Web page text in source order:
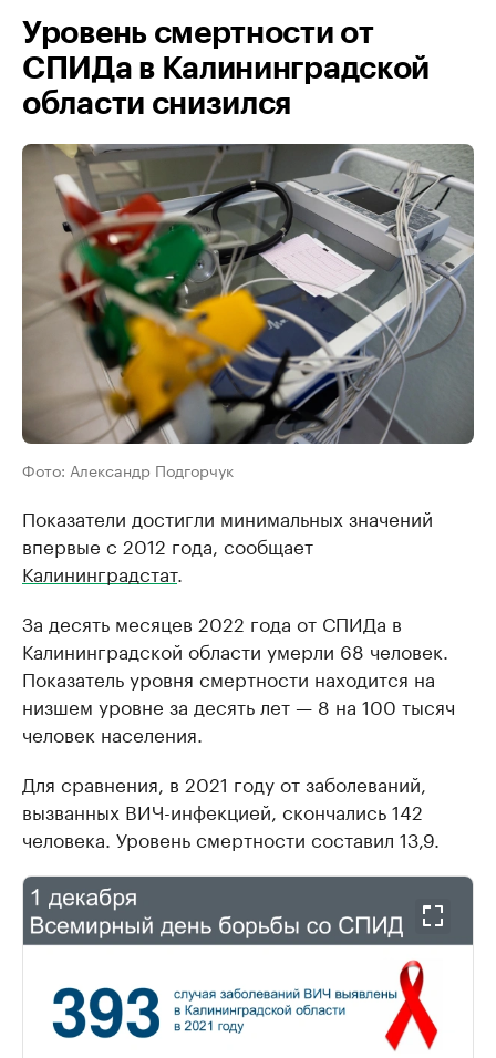
Уровень смертности от
СПИДа в Калининградской
области снизился
Фото: Александр Подгорчук
Показатели достигли минимальных значений
впервые с 2012 года, сообщает
Калининградстат.
За десять месяцев 2022 года от СПИДа в
Калининградской области умерли 68 человек.
Показатель уровня смертности находится на
низшем уровне за десять лет — 8 на 100 тысяч
человек населения.
Для сравнения, в 2021 году от заболеваний,
вызванных ВИЧ-инфекцией, скончались 142
человека. Уровень смертности составил 13,9.